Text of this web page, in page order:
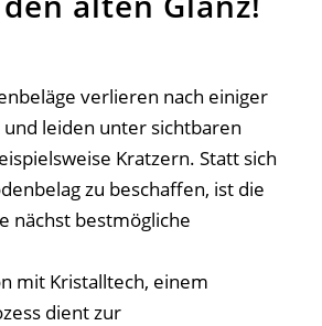
verlieren nach einiger
leiden unter sichtbaren
Kratzern. Statt sich
zu beschaffen, ist die
nächst bestmögliche
mit Kristalltech, einem
dient zur